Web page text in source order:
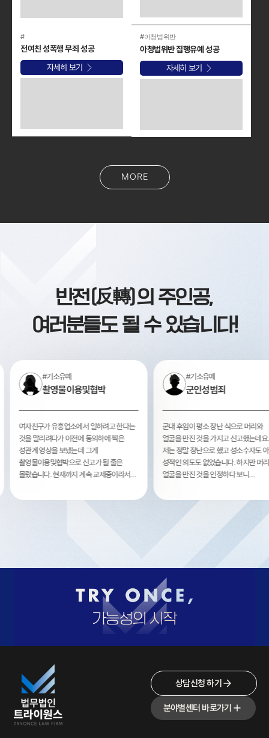
#
전여친 성폭행 무죄 성공
자세히 보기
#아청법위반
아청법위반 집행유예 성공
자세히 보기
MORE
반전(反轉)의 주인공,
여러분들도 될 수 있습니다!
#기소유예
군인성범죄
군대 후임이 평소 장난 식으로
얼굴을 만진 것을 가지고 신고
저는 정말 장난으로 했고 성소
성적인 의도도 없었습니다. 하지만 머리와
얼굴을 만진 것을 인정하다 보
잡아주셨고 저도 최대한 협조
했습니다. 군인성범죄라 걱정이 많았는데
다행히 원하는 대로 결과가 나
제대할 수 있을 것 같습니다.
#기소유예
촬영물이용및협박
여자친구가 유흥업소에서 일하려고 한다는
것을 말리려다가 이전에 동의하에 찍은
성관계 영상을 보냈는데 그게
촬영물이용및협박으로 신고가 될 줄은
몰랐습니다. 현재까지 계속 교제중이라서
경찰서에 제출했음에도 불안해서 변호사님
상담신청 하기
분야별센터 바로가기